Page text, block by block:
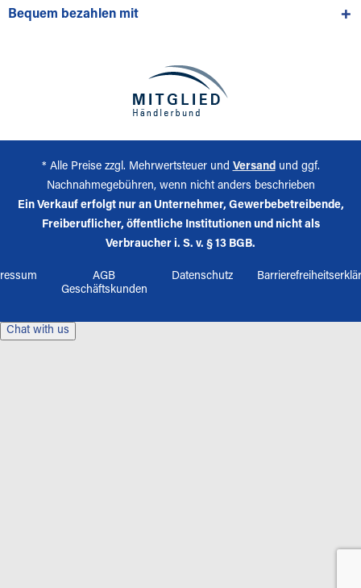
Bequem bezahlen mit
* Alle Preise zzgl. Mehrwertsteuer und Versandund ggf.
Nachnahmegebühren, wenn nicht anders beschrieben
Ein Verkauf erfolgt nur an Unternehmer, Gewerbebetreibende,
Freiberuflicher, öffentliche Institutionen und nicht als
Verbraucher i. S. v. § 13 BGB.
AGB
Geschäftskunden
Datenschutz
Chat with us